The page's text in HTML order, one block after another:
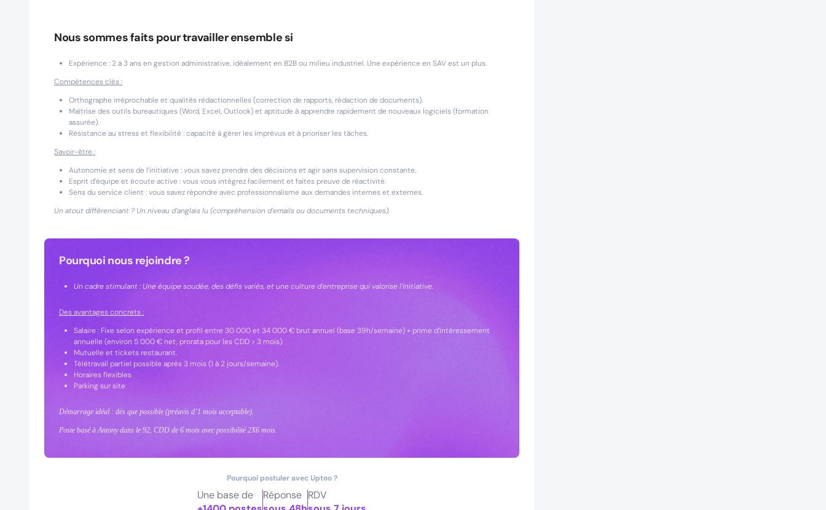
Nous sommes faits pour travailler ensemble si
Expérience : 2 à 3 ans en gestion administrative, idéalement en B2B ou milieu industriel. Une expérience en SAV est un plus.
Compétences clés :
Orthographe irréprochable et qualités rédactionnelles (correction de rapports, rédaction de documents).
Maîtrise des outils bureautiques (Word, Excel, Outlook) et aptitude à apprendre rapidement de nouveaux logiciels (formation
assurée).
Résistance au stress et flexibilité : capacité à gérer les imprévus et à prioriser les tâches.
Savoir-être :
Autonomie et sens de l’initiative : vous savez prendre des décisions et agir sans supervision constante.
Esprit d’équipe et écoute active : vous vous intégrez facilement et faites preuve de réactivité.
Sens du service client : vous savez répondre avec professionnalisme aux demandes internes et externes.
Un atout différenciant ? Un niveau d’anglais lu (compréhension d’emails ou documents techniques).
Pourquoi nous rejoindre ?
Un cadre stimulant : Une équipe soudée, des défis variés, et une culture d’entreprise qui valorise l’initiative.
Des avantages concrets :
Salaire : Fixe selon expérience et profil entre 30 000 et 34 000 € brut annuel (base 39h/semaine) + prime d’intéressement
annuelle (environ 5 000 € net, prorata pour les CDD > 3 mois).
Mutuelle et tickets restaurant.
Télétravail partiel possible après 3 mois (1 à 2 jours/semaine).
Horaires flexibles
Parking sur site
Démarrage idéal : dès que possible (préavis d’1 mois acceptable).
Poste basé à Antony dans le 92, CDD de 6 mois avec possibilité 2X6 mois.
Pourquoi postuler avec Uptoo ?
Une base de
Réponse RDV